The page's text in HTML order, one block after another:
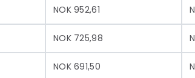
NOK 952,61
NOK 725,98
NOK 691,50